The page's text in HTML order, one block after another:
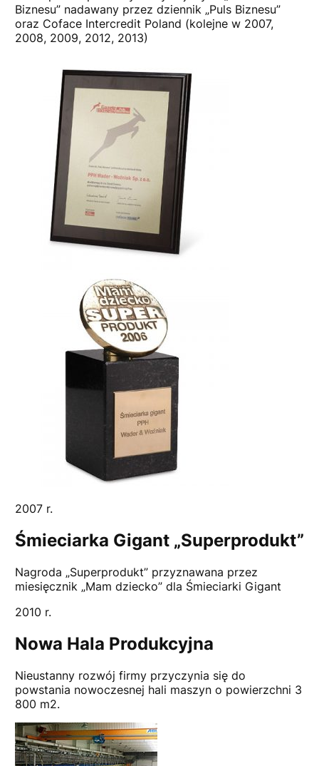
Biznesu” nadawany przez dziennik „Puls Biznesu”
oraz Coface Intercredit Poland (kolejne w 2007,
2008, 2009, 2012, 2013)
2007 r.
Śmieciarka Gigant „Superprodukt”
Nagroda „Superprodukt” przyznawana przez
miesięcznik „Mam dziecko” dla Śmieciarki Gigant
2010 r.
Nowa Hala Produkcyjna
Nieustanny rozwój firmy przyczynia się do
powstania nowoczesnej hali maszyn o powierzchni 3
800 m2.